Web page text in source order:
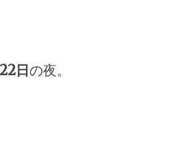
日 の夜。